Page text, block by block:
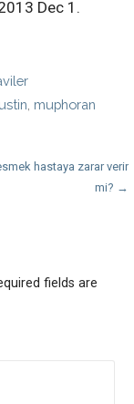
Dec 1.
muphoran
hastaya zarar verir
mi? →
fields are